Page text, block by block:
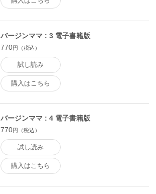
バージンママ : 3 電子書籍版
770円（税込）
試し読み
購入はこちら
バージンママ : 4 電子書籍版
770円（税込）
試し読み
購入はこちら